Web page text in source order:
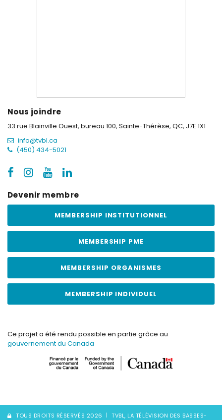
Nous joindre
33 rue Blainville Ouest, bureau 100, Sainte-Thérèse, QC, J7E 1X1
info@tvbl.ca
(450) 434-5021
Devenir membre
MEMBERSHIP INSTITUTIONNEL
MEMBERSHIP PME
MEMBERSHIP ORGANISMES
MEMBERSHIP INDIVIDUEL
Ce projet a été rendu possible en partie grâce au
gouvernement du Canada
TOUS DROITS RÉSERVÉS 2026
TVBL, LA TÉLÉVISION DES BASSES-